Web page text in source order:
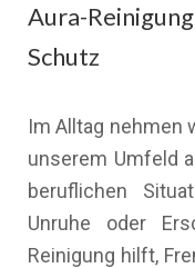
Aura-
Schutz
Im Alltag nehmen
unserem Umfeld
beruflichen
Unruhe oder
Reinigung hilft,